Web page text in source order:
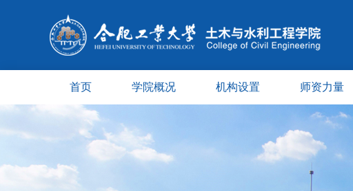
首页 学院概况 机构设置 师资力量